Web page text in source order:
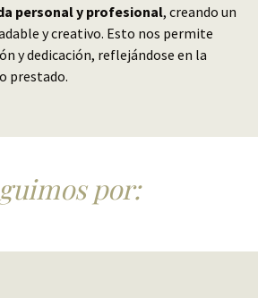
personal y profesional, creando un
y creativo. Esto nos permite
y dedicación, reflejándose en la
prestado.
por: